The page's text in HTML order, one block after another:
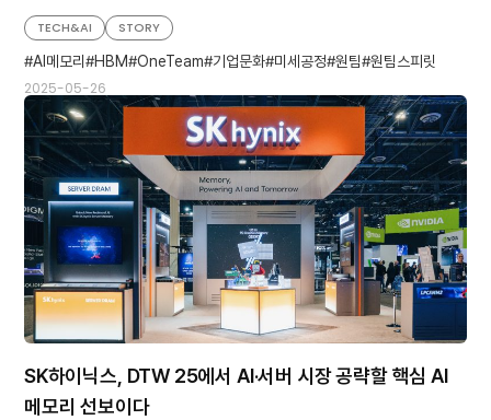
2025-05-26
TECH&AI
STORY
AI메모리
HBM OneTeam 기업문화 미세공정 원팀 원팀스피릿
SK하이닉스, DTW 25에서 AI·서버 시장 공략할 핵심 AI
메모리 선보이다